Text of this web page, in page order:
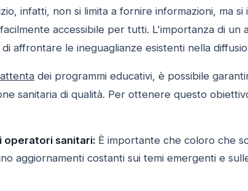
infatti, non si limita a fornire informazioni, ma
accessibile per tutti. L'importanza di un
affrontare le ineguaglianze esistenti nella
dei programmi educativi, è possibile
sanitaria di qualità. Per ottenere questo
operatori sanitari:È importante che coloro che
aggiornamenti costanti sui temi emergenti e